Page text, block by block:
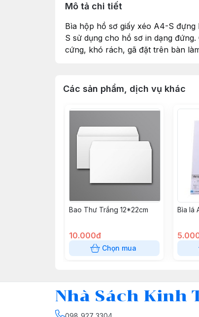
Mô tả chi tiết
Bìa hộp hồ sơ giấy xéo A4-S
S sử dụng cho hồ sơ in dạng
cứng, khó rách, gã đặt trên bàn
Các sản phẩm, dịch vụ khác
Bao Thư Trắng 12*22cm
10.000đ
Chọn mua
Bìa lá
Nhà Sách Kinh